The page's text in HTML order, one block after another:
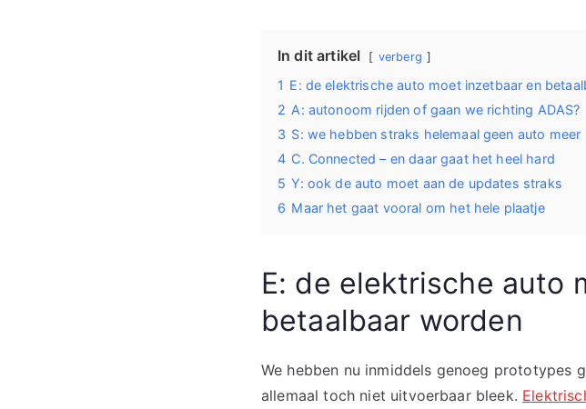
In dit artikel verberg
1 E: de elektrische auto moet inzetbaar en
2 A: autonoom rijden of gaan we richting ADAS?
3 S: we hebben straks helemaal geen auto meer
4 C. Connected – en daar gaat het heel hard
5 Y: ook de auto moet aan de updates straks
6 Maar het gaat vooral om het hele plaatje
E: de elektrische auto
betaalbaar worden
We hebben nu inmiddels genoeg prototypes
allemaal toch niet uitvoerbaar bleek.